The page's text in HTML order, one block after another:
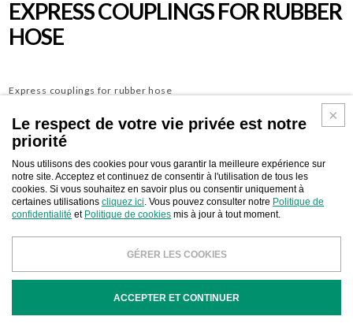
EXPRESS COUPLINGS FOR RUBBER
HOSE
Express couplings for rubber hose
CONTACT D'AFFAIRES Télécharger
Le respect de votre vie privée est notre
priorité
Nous utilisons des cookies pour vous garantir la meilleure expérience sur
notre site. Acceptez et continuez de consentir à l'utilisation de tous les
cookies. Si vous souhaitez en savoir plus ou consentir uniquement à
certaines utilisations cliquez ici. Vous pouvez consulter notre Politique de
confidentialité et Politique de cookies mis à jour à tout moment.
GÉRER LES COOKIES
ACCEPTER ET CONTINUER